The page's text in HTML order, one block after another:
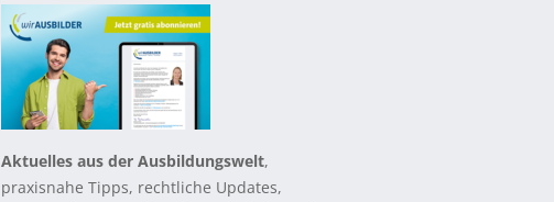
Aktuelles aus der Ausbildungswelt,
praxisnahe Tipps, rechtliche Updates,